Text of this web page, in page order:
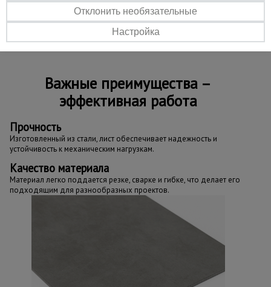
использования в строительстве, машиностроении
и производстве. Подходит для создания
надежных конструкций и деталей.
Важные преимущества –
эффективная работа
Прочность
Изготовленный из стали, лист обеспечивает надежность и
устойчивость к механическим нагрузкам.
Качество материала
Материал легко поддается резке, сварке и гибке, что делает его
подходящим для разнообразных проектов.
Отклонить необязательные
Настройка